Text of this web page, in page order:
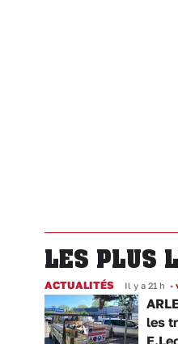
LES PLUS
ACTUALITÉS Il y a 21 h •
les